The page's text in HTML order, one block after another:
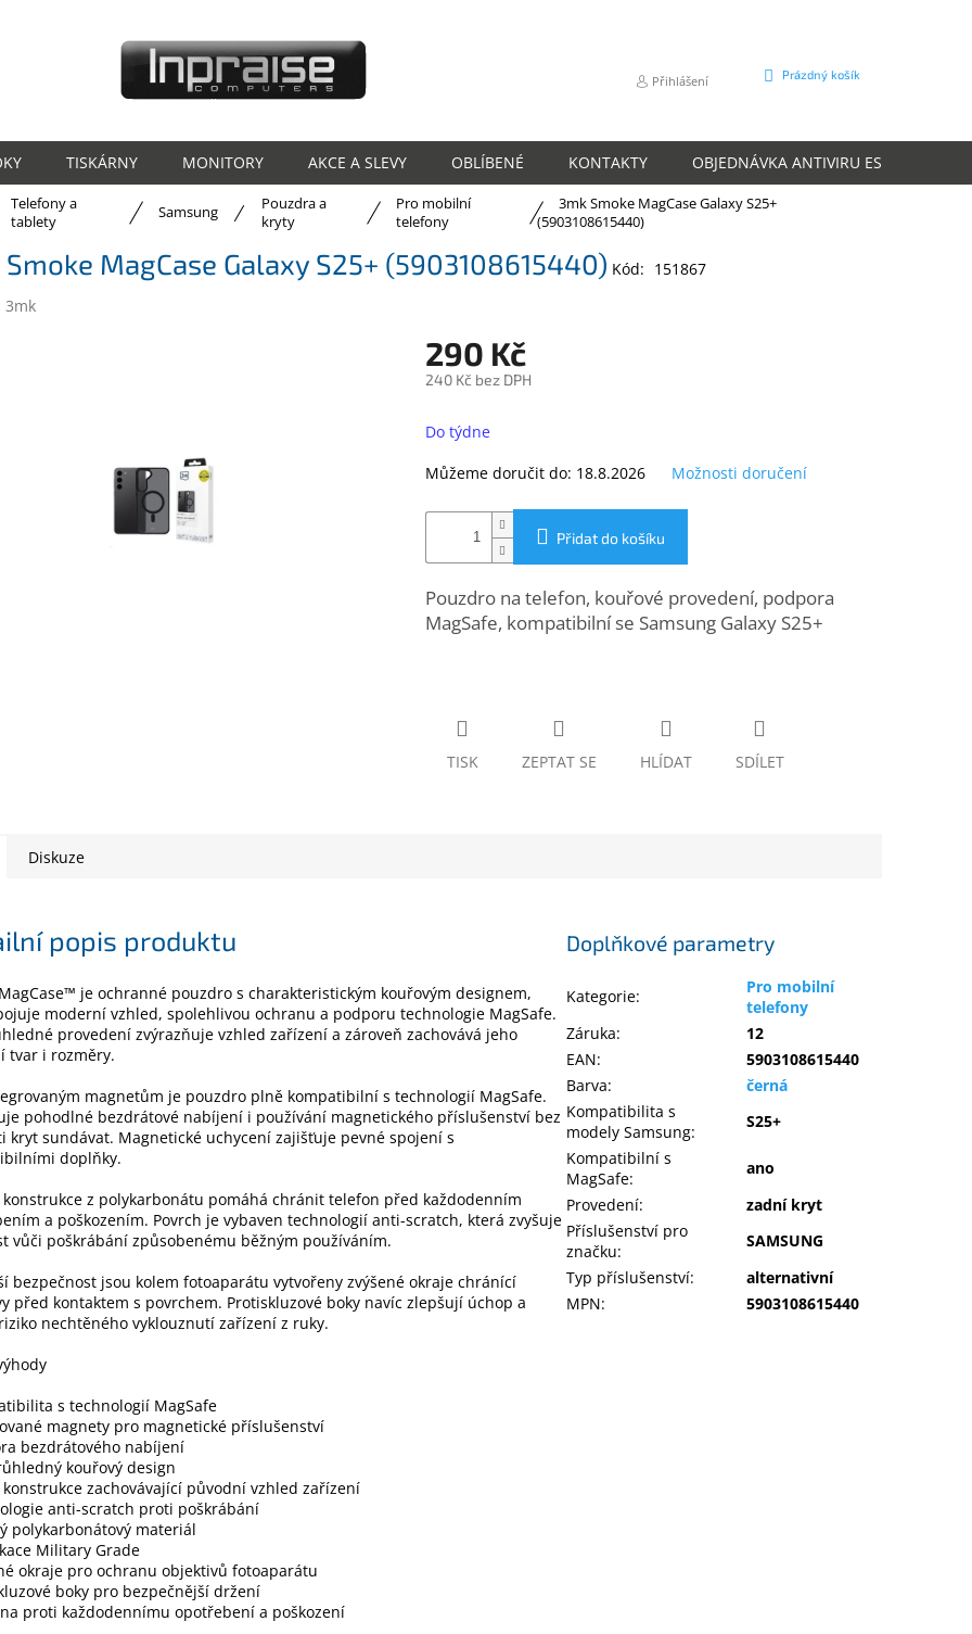
Přihlášení
NÁKUPNÍ
Prázdný košík
TISKÁRNY MONITORY AKCE A SLEVY OBLÍBENÉ KONTAKTY OBJEDNÁVKA ANTIVIRU ESET
Telefony a
tablety
Samsung
Pouzdra a
kryty
Pro mobilní
telefony
3mk Smoke MagCase Galaxy S25+
(5903108615440)
MagCase Galaxy S25+ (5903108615440) Kód: 151867
3mk
290 Kč
240 Kč bez DPH
cena:
Do týdne
Můžeme doručit do: 18.8.2026 Možnosti doručení
Přidat do košíku
Pouzdro na telefon, kouřové provedení, podpora
MagSafe, kompatibilní se Samsung Galaxy S25+
TISK ZEPTAT SE HLÍDAT SDÍLET
Diskuze
popis produktu
je ochranné pouzdro s charakteristickým kouřovým designem,
moderní vzhled, spolehlivou ochranu a podporu technologie MagSafe.
provedení zvýrazňuje vzhled zařízení a zároveň zachovává jeho
tvar i rozměry.
magnetům je pouzdro plně kompatibilní s technologií MagSafe.
pohodlné bezdrátové nabíjení i používání magnetického příslušenství bez
kryt sundávat. Magnetické uchycení zajišťuje pevné spojení s
doplňky.
z polykarbonátu pomáhá chránit telefon před každodenním
a poškozením. Povrch je vybaven technologií anti-scratch, která zvyšuje
vůči poškrábání způsobenému běžným používáním.
bezpečnost jsou kolem fotoaparátu vytvořeny zvýšené okraje chránící
před kontaktem s povrchem. Protiskluzové boky navíc zlepšují úchop a
nechtěného vyklouznutí zařízení z ruky.
s technologií MagSafe
magnety pro magnetické příslušenství
bezdrátového nabíjení
kouřový design
konstrukce zachovávající původní vzhled zařízení
anti-scratch proti poškrábání
polykarbonátový materiál
Military Grade
okraje pro ochranu objektivů fotoaparátu
boky pro bezpečnější držení
proti každodennímu opotřebení a poškození
Doplňkové parametry
Kategorie:
Pro mobilní
telefony
Záruka:
12
EAN:
5903108615440
Barva:
černá
Kompatibilita s
modely Samsung:
S25+
Kompatibilní s
MagSafe:
ano
Provedení:
zadní kryt
Příslušenství pro
značku:
SAMSUNG
Typ příslušenství:
alternativní
MPN: 5903108615440